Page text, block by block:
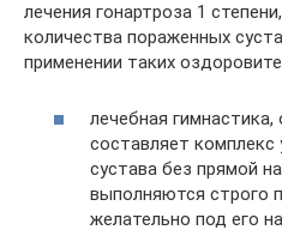
лечения гонартроза 1
количества пораженных
применении таких
лечебная
составляет комплекс
сустава без прямой
выполняются строго
желательно под его